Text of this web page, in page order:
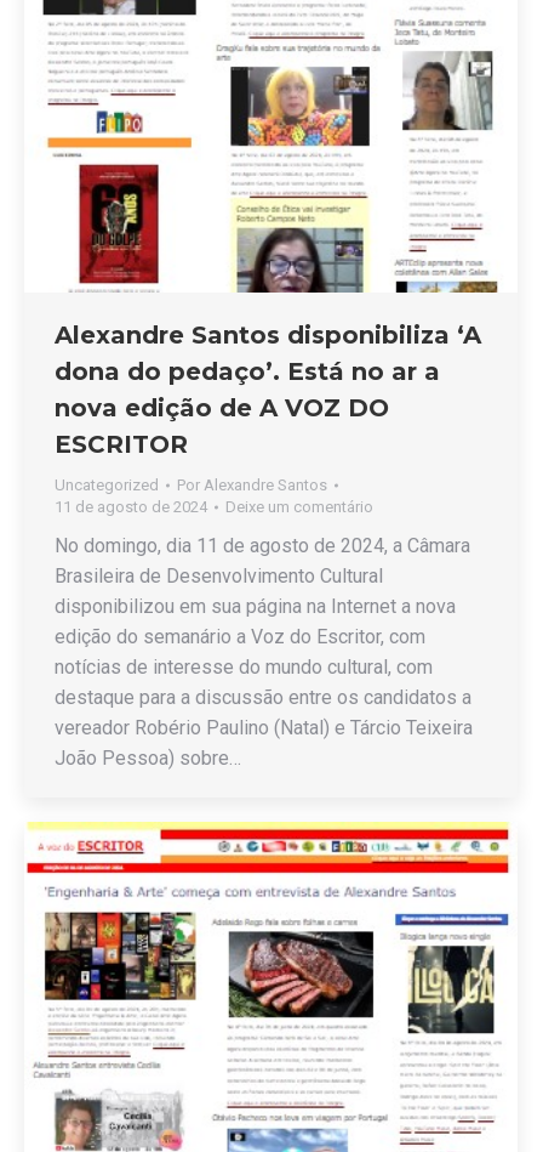
Alexandre Santos disponibiliza ‘A
dona do pedaço’. Está no ar a
nova edição de A VOZ DO
ESCRITOR
Uncategorized Por Alexandre Santos
11 de agosto de 2024
Deixe um comentário
No domingo, dia 11 de agosto de 2024, a Câmara
Brasileira de Desenvolvimento Cultural
disponibilizou em sua página na Internet a nova
edição do semanário a Voz do Escritor, com
notícias de interesse do mundo cultural, com
destaque para a discussão entre os candidatos a
vereador Robério Paulino (Natal) e Tárcio Teixeira
João Pessoa) sobre…